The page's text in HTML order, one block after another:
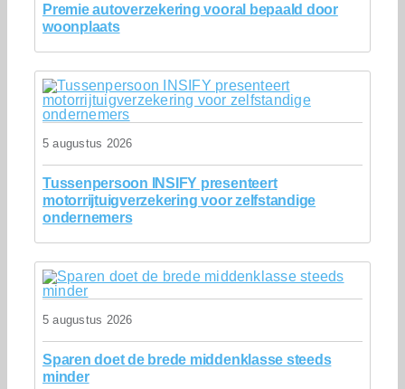
Premie autoverzekering vooral bepaald door
woonplaats
5 augustus 2026
Tussenpersoon INSIFY presenteert
motorrijtuigverzekering voor zelfstandige
ondernemers
5 augustus 2026
Sparen doet de brede middenklasse steeds
minder